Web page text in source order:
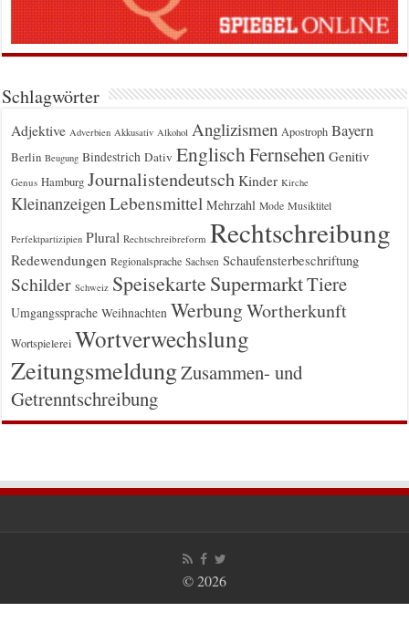
Schlagwörter
Adjektive Adverbien Akkusativ Alkohol Anglizismen Apostroph Bayern
Berlin Beugung Bindestrich Dativ EnglischFernsehen Genitiv
Genus Hamburg Journalistendeutsch Kinder Kirche
KleinanzeigenLebensmittel Mehrzahl Mode Musiktitel
Perfektpartizipien Plural Rechtschreibreform Rechtschreibung
Redewendungen Regionalsprache Sachsen Schaufensterbeschriftung
Schilder Schweiz Speisekarte SupermarktTiere
Umgangssprache Weihnachten WerbungWortherkunft
Wortspielerei Wortverwechslung
ZeitungsmeldungZusammen- und
Getrenntschreibung
© 2026